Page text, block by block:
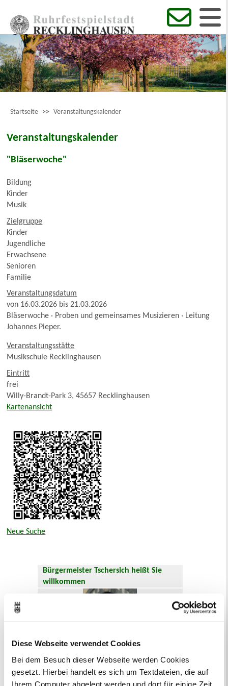
Diese Webseite verwendet Cookies
Bei dem Besuch dieser Webseite werden Cookies
gesetzt. Hierbei handelt es sich um Textdateien, die auf
Ihrem Computer abgelegt werden und dort für einige Zeit
Startseite >> Veranstaltungskalender
Veranstaltungskalender
"Bläserwoche"
Bildung
Kinder
Musik
Zielgruppe
Kinder
Jugendliche
Erwachsene
Senioren
Familie
Veranstaltungsdatum
von 16.03.2026 bis 21.03.2026
Bläserwoche · Proben und gemeinsames Musizieren · Leitung
Johannes Pieper.
Veranstaltungsstätte
Musikschule Recklinghausen
Eintritt
frei
Willy-Brandt-Park 3, 45657 Recklinghausen
Kartenansicht
Neue Suche
Bürgermeister Tschersich heißt Sie
willkommen